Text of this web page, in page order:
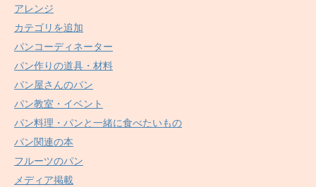
アレンジ
カテゴリを追加
パンコーディネーター
パン作りの道具・材料
パン屋さんのパン
パン教室・イベント
パン料理・パンと一緒に食べたいもの
パン関連の本
フルーツのパン
メディア掲載